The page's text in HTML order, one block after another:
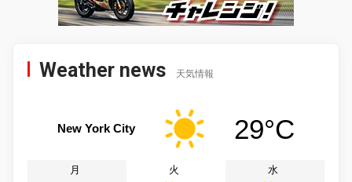
Weather news 天気情報
New York City 29°C
月 火 水